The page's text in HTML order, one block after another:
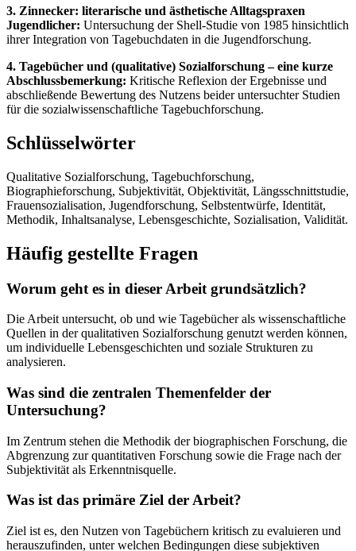
3. Zinnecker: literarische und ästhetische Alltagspraxen
Jugendlicher: Untersuchung der Shell-Studie von 1985 hinsichtlich
ihrer Integration von Tagebuchdaten in die Jugendforschung.
4. Tagebücher und (qualitative) Sozialforschung – eine kurze
Abschlussbemerkung: Kritische Reflexion der Ergebnisse und
abschließende Bewertung des Nutzens beider untersuchter Studien
für die sozialwissenschaftliche Tagebuchforschung.
Schlüsselwörter
Qualitative Sozialforschung, Tagebuchforschung,
Biographieforschung, Subjektivität, Objektivität, Längsschnittstudie,
Frauensozialisation, Jugendforschung, Selbstentwürfe, Identität,
Methodik, Inhaltsanalyse, Lebensgeschichte, Sozialisation, Validität.
Häufig gestellte Fragen
Worum geht es in dieser Arbeit grundsätzlich?
Die Arbeit untersucht, ob und wie Tagebücher als wissenschaftliche
Quellen in der qualitativen Sozialforschung genutzt werden können,
um individuelle Lebensgeschichten und soziale Strukturen zu
analysieren.
Was sind die zentralen Themenfelder der
Untersuchung?
Im Zentrum stehen die Methodik der biographischen Forschung, die
Abgrenzung zur quantitativen Forschung sowie die Frage nach der
Subjektivität als Erkenntnisquelle.
Was ist das primäre Ziel der Arbeit?
Ziel ist es, den Nutzen von Tagebüchern kritisch zu evaluieren und
herauszufinden, unter welchen Bedingungen diese subjektiven